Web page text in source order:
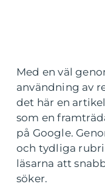
Med en väl
användning av
det här en
som en
på Google.
och tydliga
läsarna att
söker.